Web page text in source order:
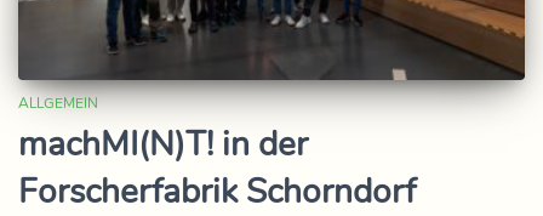
ALLGEMEIN
machMI(N)T! in der
Forscherfabrik Schorndorf